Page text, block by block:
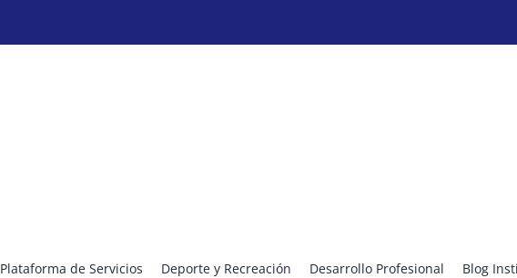
Plataforma de Servicios Deporte y Recreación Desarrollo Profesional Blog